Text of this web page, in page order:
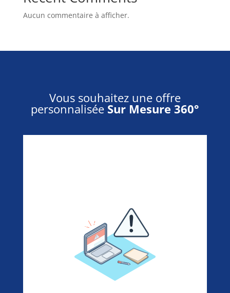
Aucun commentaire à afficher.
Vous souhaitez une offre
personnalisée Sur Mesure 360°